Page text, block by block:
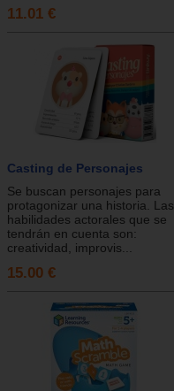
11.01 €
Casting de Personajes
Se buscan personajes para
protagonizar una historia. Las
habilidades actorales que se
tendrán en cuenta son:
creatividad, improvis...
15.00 €